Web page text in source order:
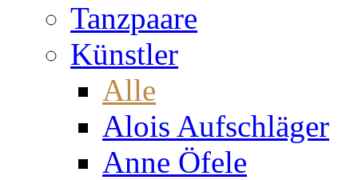
Tanzpaare
Künstler
Alle
Alois Aufschläger
Anne Öfele